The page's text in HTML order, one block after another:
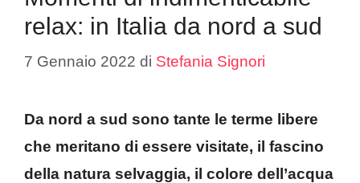
relax: in Italia da nord a sud
7 Gennaio 2022 di Stefania Signori
Da nord a sud sono tante le terme libere
che meritano di essere visitate, il fascino
della natura selvaggia, il colore dell’acqua